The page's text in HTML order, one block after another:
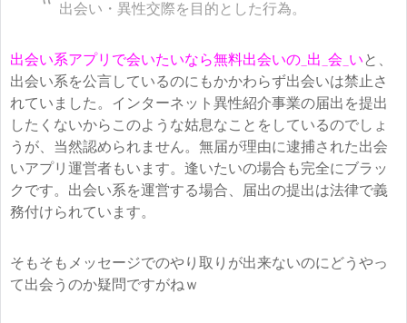
出会い・異性交際を目的とした行為。
出会い系アプリで会いたいなら無料出会いの_出_会_い と、
出会い系を公言しているのにもかかわらず出会いは禁止さ
れていました。インターネット異性紹介事業の届出を提出
したくないからこのような姑息なことをしているのでしょ
うが、当然認められません。無届が理由に逮捕された出会
いアプリ運営者もいます。逢いたいの場合も完全にブラッ
クです。出会い系を運営する場合、届出の提出は法律で義
務付けられています。
そもそもメッセージでのやり取りが出来ないのにどうやっ
て出会うのか疑問ですがねｗ